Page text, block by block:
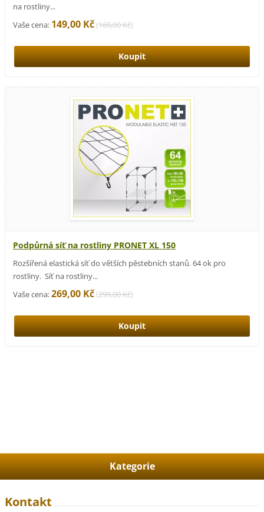
na rostliny...
Vaše cena: 149,00 Kč(169,00 Kč)
Podpůrná síť na rostliny PRONET XL 150
Rozšířená elastická síť do větších pěstebních stanů. 64 ok pro
rostliny. Síť na rostliny...
Vaše cena:269,00 Kč(299,00 Kč)
Kategorie
Kontakt